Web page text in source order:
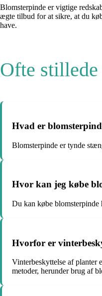
Blomsterpinde er vigtige
ægte tilbud for at sikre, at du
have.
Ofte
Hvad er
Blomsterpinde er tynde
Hvor kan jeg købe
Du kan købe
Hvorfor er
Vinterbeskyttelse af planter
metoder, herunder brug af